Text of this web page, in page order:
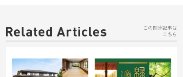
この関連記事は
こちら